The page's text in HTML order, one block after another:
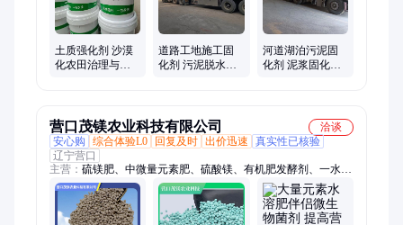
土质强化剂 沙漠
化农田治理与修
道路工地施工固
化剂 污泥脱水剂
河道湖泊污泥固
化剂 泥浆固化处
营口茂镁农业科技有限公司
洽谈
安心购
综合体验L0 回复及时 出价迅速
真实性已核验
辽宁营口
主营： 硫镁肥、中微量元素肥、硫酸镁、有机肥发酵剂、一水硫
酸镁、七水硫酸镁、无水硫酸镁、氧化镁、氧化镁粉末、氧化镁
颗粒、硫镁肥粉末、硫镁肥颗粒、硫酸镁肥、硅钙镁颗粒、非水
溶中微量元素肥、生物黑粒菌肥、叶面复合肥、叶面肥、高纯氧